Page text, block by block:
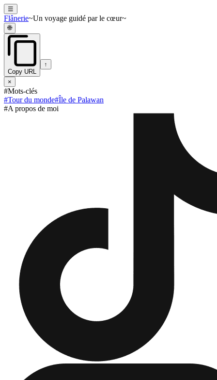
☰
Flânerie~Un voyage guidé par le cœur~
🌐
Copy URL
↑
×
#Mots-clés
#Tour du monde#Île de Palawan
#A propos de moi